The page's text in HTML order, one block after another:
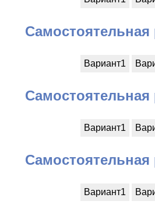
Вариант1
Вариант1
Вариант1